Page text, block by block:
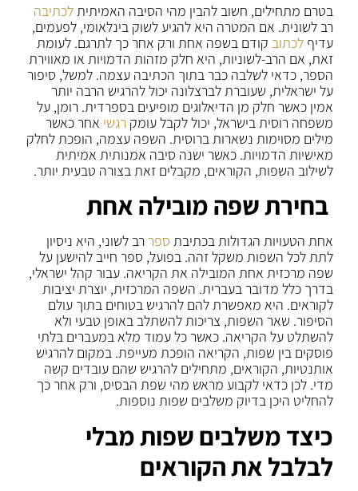
בטרם מתחילים, חשוב להבין מהי הסיבה האמיתיתלכתיבה
רב לשונית. אם המטרה היא להגיע לשוק בינלאומי, לפעמים,
עדיףלכתוב קודם בשפה אחת ורק אחר כך לתרגם. לעומת
זאת, אם הרב-לשוניות, היא חלק מזהות הדמויות או מאווירת
הספר, כדאי לשלבה כבר בתוך הכתיבה עצמה. למשל, סיפור
על ישראלית, שעוברת לברצלונה יכול להרגיש הרבה יותר
אמין כאשר חלק מן הדיאלוגים מופיעים בספרדית. רומן, על
משפחה רוסית בישראל, יכול לקבל עומק רגשי אחר כאשר
מילים מסוימות נשארות ברוסית. השפה עצמה, הופכת לחלק
מאישיות הדמויות. כאשר ישנה סיבה אמנותית אמיתית
לשילוב השפות, הקוראים, מקבלים זאת בצורה טבעית יותר.
בחירת שפה מובילה אחת
אחת הטעויות הגדולות בכתיבת ספר רב לשוני, היא ניסיון
לתת לכל השפות משקל זהה. בפועל, ספר חייב להישען על
שפה מרכזית אחת המובילה את הקריאה. עבור קהל ישראלי,
בדרך כלל מדובר בעברית. השפה המרכזית, יוצרת יציבות
לקוראים. היא מאפשרת להם להרגיש בטוחים בתוך עולם
הסיפור. שאר השפות, צריכות להשתלב באופן טבעי ולא
להשתלט על הקריאה. כאשר כל עמוד מלא במעברים בלתי
פוסקים בין שפות, הקריאה הופכת מעייפת. במקום להרגיש
אותנטיות, הקוראים, מתחילים להרגיש שהם עובדים קשה
מדי. לכן כדאי לקבוע מראש מהי שפת הבסיס, ורק אחר כך
להחליט היכן בדיוק משלבים שפות נוספות.
כיצד משלבים שפות מבלי
לבלבל את הקוראים